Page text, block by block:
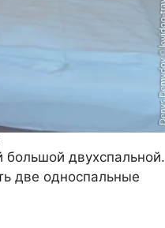
двухспальной.
две односпальные